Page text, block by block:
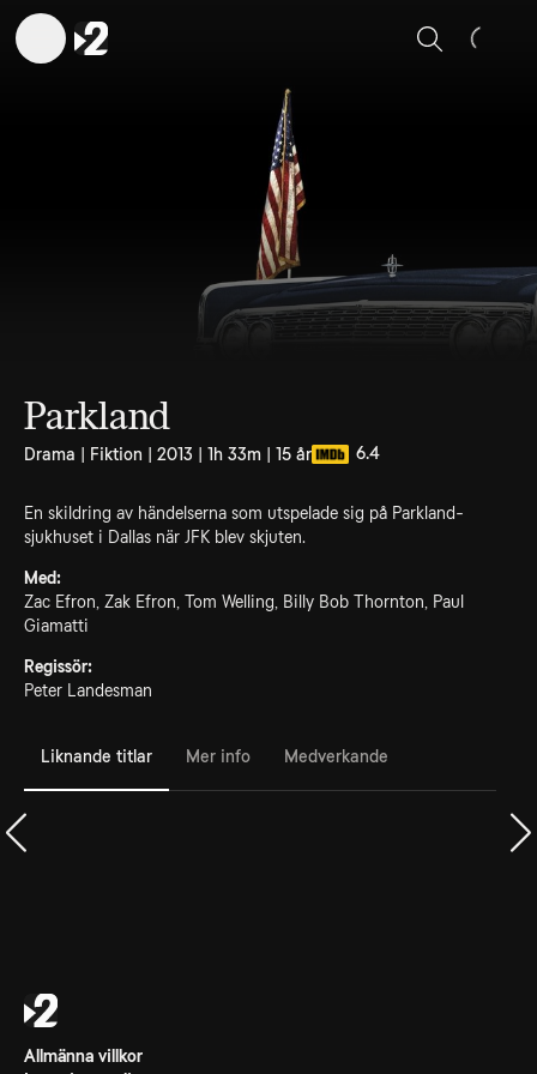
Sök
Parkland
Drama | Fiktion | 2013 | 1h 33m | 15 år 6.4
En skildring av händelserna som utspelade sig på Parkland-
sjukhuset i Dallas när JFK blev skjuten.
Med:
Zac Efron, Zak Efron, Tom Welling, Billy Bob Thornton, Paul
Giamatti
Regissör:
Peter Landesman
Liknande titlar Mer info Medverkande
Allmänna villkor